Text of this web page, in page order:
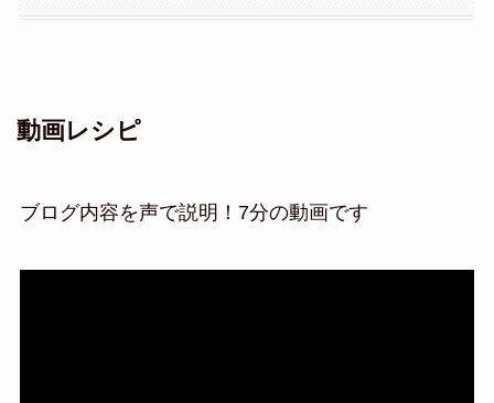
動画レシピ
ブログ内容を声で説明！7分の動画です